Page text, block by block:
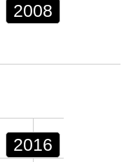
2008
2016